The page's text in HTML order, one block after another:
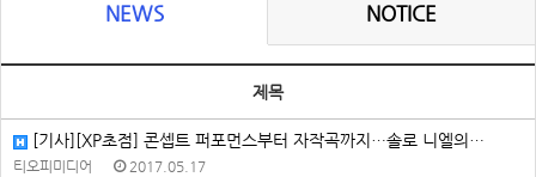
NEWS NOTICE
제목
[기사][XP초점] 콘셉트 퍼포먼스부터 자작곡까지…솔로 니엘의…
티오피미디어 2017.05.17